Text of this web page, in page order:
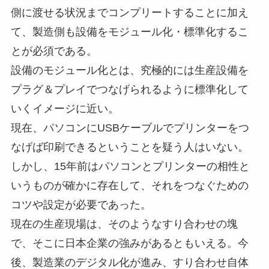
側に渡せる状況までコンプリートすることに加え
て、製造側も設備をモジュール化・標準化するこ
とが必須である。
設備のモジュール化とは、究極的には生産設備を
プラグ＆プレイでつなげられるように標準化して
いくイメージに近い。
現在、パソコンにUSBケーブルでプリンターをつ
なげば印刷できるということを疑う人はいない。
しかし、15年前はパソコンとプリンターの相性と
いうものが確かに存在して、それをつなぐための
コツや設定が必要であった。
現在の生産現場は、そのようなすり合わせの塊
で、そこに日本企業の強みがあるともいえる。今
後、製造業のデジタル化が進み、すり合わせ自体